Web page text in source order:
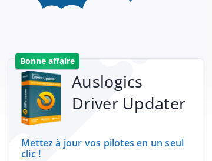
Bonne affaire
Auslogics
Driver Updater
Mettez à jour vos pilotes en un seul
clic !